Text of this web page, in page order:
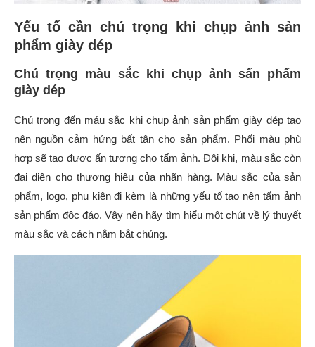
Yếu tố cần chú trọng khi chụp ảnh sản
phẩm giày dép
Chú trọng màu sắc khi chụp ảnh sẩn phẩm
giày dép
Chú trọng đến máu sắc khi chụp ảnh sản phẩm giày dép tạo
nên nguồn cảm hứng bất tận cho sản phẩm. Phối màu phù
hợp sẽ tạo được ấn tượng cho tấm ảnh. Đôi khi, màu sắc còn
đại diện cho thương hiệu của nhãn hàng. Màu sắc của sản
phẩm, logo, phụ kiện đi kèm là những yếu tố tạo nên tấm ảnh
sản phẩm độc đáo. Vậy nên hãy tìm hiểu một chút về lý thuyết
màu sắc và cách nắm bắt chúng.